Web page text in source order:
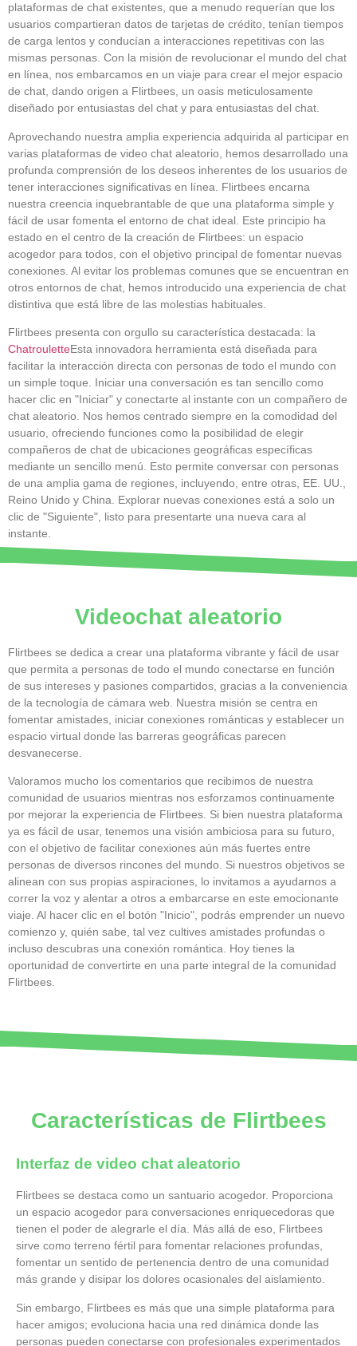
plataformas de chat existentes, que a menudo requerían que los
usuarios compartieran datos de tarjetas de crédito, tenían tiempos
de carga lentos y conducían a interacciones repetitivas con las
mismas personas. Con la misión de revolucionar el mundo del chat
en línea, nos embarcamos en un viaje para crear el mejor espacio
de chat, dando origen a Flirtbees, un oasis meticulosamente
diseñado por entusiastas del chat y para entusiastas del chat.
Aprovechando nuestra amplia experiencia adquirida al participar en
varias plataformas de video chat aleatorio, hemos desarrollado una
profunda comprensión de los deseos inherentes de los usuarios de
tener interacciones significativas en línea. Flirtbees encarna
nuestra creencia inquebrantable de que una plataforma simple y
fácil de usar fomenta el entorno de chat ideal. Este principio ha
estado en el centro de la creación de Flirtbees: un espacio
acogedor para todos, con el objetivo principal de fomentar nuevas
conexiones. Al evitar los problemas comunes que se encuentran en
otros entornos de chat, hemos introducido una experiencia de chat
distintiva que está libre de las molestias habituales.
Flirtbees presenta con orgullo su característica destacada: la
ChatrouletteEsta innovadora herramienta está diseñada para
facilitar la interacción directa con personas de todo el mundo con
un simple toque. Iniciar una conversación es tan sencillo como
hacer clic en "Iniciar" y conectarte al instante con un compañero de
chat aleatorio. Nos hemos centrado siempre en la comodidad del
usuario, ofreciendo funciones como la posibilidad de elegir
compañeros de chat de ubicaciones geográficas específicas
mediante un sencillo menú. Esto permite conversar con personas
de una amplia gama de regiones, incluyendo, entre otras, EE. UU.,
Reino Unido y China. Explorar nuevas conexiones está a solo un
clic de "Siguiente", listo para presentarte una nueva cara al
instante.
Videochat aleatorio
Flirtbees se dedica a crear una plataforma vibrante y fácil de usar
que permita a personas de todo el mundo conectarse en función
de sus intereses y pasiones compartidos, gracias a la conveniencia
de la tecnología de cámara web. Nuestra misión se centra en
fomentar amistades, iniciar conexiones románticas y establecer un
espacio virtual donde las barreras geográficas parecen
desvanecerse.
Valoramos mucho los comentarios que recibimos de nuestra
comunidad de usuarios mientras nos esforzamos continuamente
por mejorar la experiencia de Flirtbees. Si bien nuestra plataforma
ya es fácil de usar, tenemos una visión ambiciosa para su futuro,
con el objetivo de facilitar conexiones aún más fuertes entre
personas de diversos rincones del mundo. Si nuestros objetivos se
alinean con sus propias aspiraciones, lo invitamos a ayudarnos a
correr la voz y alentar a otros a embarcarse en este emocionante
viaje. Al hacer clic en el botón "Inicio", podrás emprender un nuevo
comienzo y, quién sabe, tal vez cultives amistades profundas o
incluso descubras una conexión romántica. Hoy tienes la
oportunidad de convertirte en una parte integral de la comunidad
Flirtbees.
Características de Flirtbees
Interfaz de video chat aleatorio
Flirtbees se destaca como un santuario acogedor. Proporciona
un espacio acogedor para conversaciones enriquecedoras que
tienen el poder de alegrarle el día. Más allá de eso, Flirtbees
sirve como terreno fértil para fomentar relaciones profundas,
fomentar un sentido de pertenencia dentro de una comunidad
más grande y disipar los dolores ocasionales del aislamiento.
Sin embargo, Flirtbees es más que una simple plataforma para
hacer amigos; evoluciona hacia una red dinámica donde las
personas pueden conectarse con profesionales experimentados